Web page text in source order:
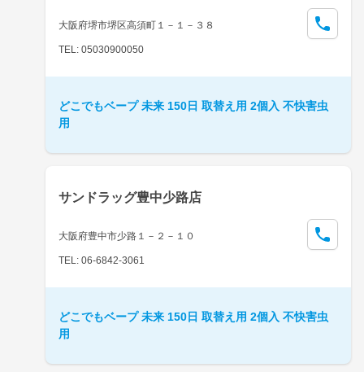
大阪府堺市堺区高須町１－１－３８
TEL: 05030900050
どこでもベープ 未来 150日 取替え用 2個入 不快害虫
用
サンドラッグ豊中少路店
大阪府豊中市少路１－２－１０
TEL: 06-6842-3061
どこでもベープ 未来 150日 取替え用 2個入 不快害虫
用